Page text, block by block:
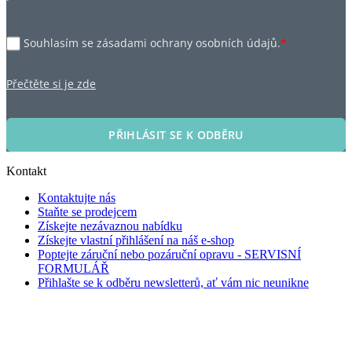
Souhlasím se zásadami ochrany osobních údajů.*
Přečtěte si je zde
PŘIHLÁSIT SE K ODBĚRU
Kontakt
Kontaktujte nás
Staňte se prodejcem
Získejte nezávaznou nabídku
Získejte vlastní přihlášení na náš e-shop
Poptejte záruční nebo pozáruční opravu - SERVISNÍ
FORMULÁŘ
Přihlašte se k odběru newsletterů, ať vám nic neunikne